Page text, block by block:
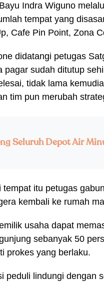
Indra Wiguno
tempat yang
Cafe Pin Point, Zona
didatangi petugas
pagar sudah ditutup
tidak lama
tim pun merubah
Seluruh Depot Air
itu petugas
kembali ke rumah
usaha dapat
sebanyak 50
prokes yang berlaku.
peduli lindungi dengan